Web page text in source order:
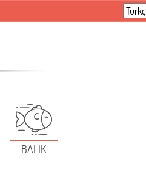
BALIK